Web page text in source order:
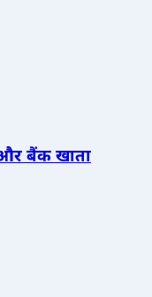
बैंक खाता